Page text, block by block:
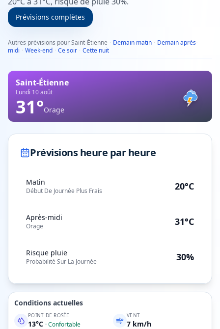
Prévisions complètes
Autres prévisions pour Saint-Étienne · Demain matin · Demain après-
midi · Week-end · Ce soir · Cette nuit
Saint-Étienne
Lundi 10 août
31°Orage
Prévisions heure par heure
Matin
Début De Journée Plus Frais 20°C
Après-midi
Orage 31°C
Risque pluie
Probabilité Sur La Journée 30%
Conditions actuelles
POINT DE ROSÉE
13°C ·Confortable
VENT
7 km/h